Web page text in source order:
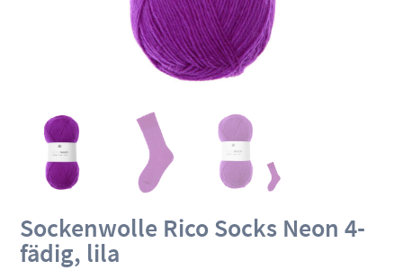
Sockenwolle Rico Socks Neon 4-
fädig, lila